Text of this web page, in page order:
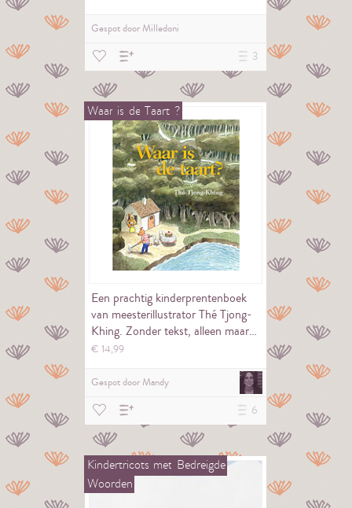
Gespot doorMilledoni
3
Waar is de Taart ?
Een prachtig kinderprentenboek
van meesterillustrator Thé Tjong-
Khing. Zonder tekst, alleen maar…
€ 14,99
Gespot doorMandy
6
Kindertricots met Bedreigde
Woorden